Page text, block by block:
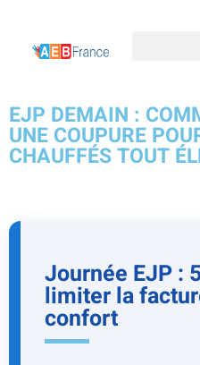
EJP DEMAIN :
UNE COUPURE
CHAUFFÉS TOUT
Journée EJP :
limiter la
confort